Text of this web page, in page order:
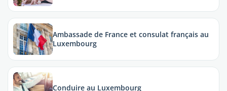
Ambassade de France et consulat français au
Luxembourg
Conduire au Luxembourg